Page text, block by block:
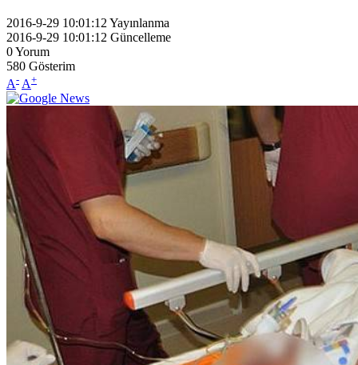
2016-9-29 10:01:12 Yayınlanma
2016-9-29 10:01:12 Güncelleme
0Yorum
580 Gösterim
A- A+